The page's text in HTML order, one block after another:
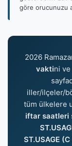
göre orucunuzu
2026
vaktini ve
iller/ilçeler/
tüm ülkelere
iftar saatleri
ST.USAGE